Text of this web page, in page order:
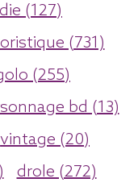
(127)
(731)
(255)
bd (13)
vintage (20)
drole (272)